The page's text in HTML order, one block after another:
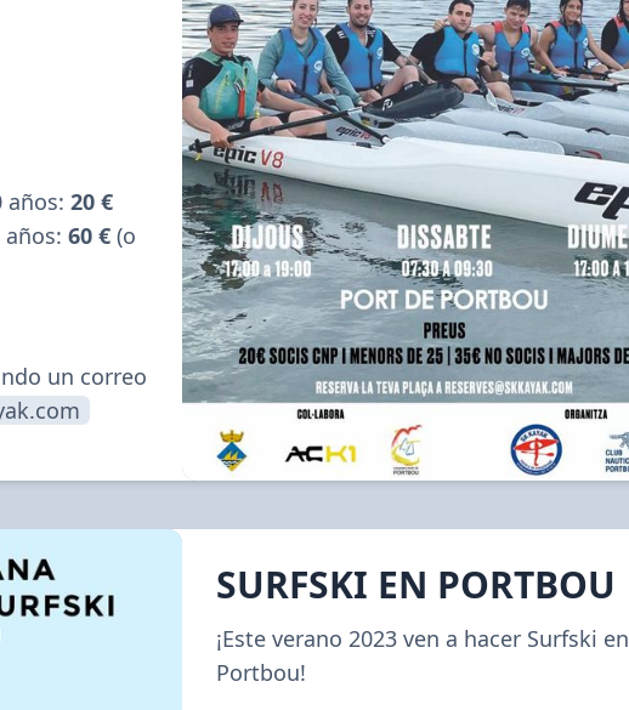
años: 20 €
60 € (o
un correo
SURFSKI EN PORTBOU
¡Este verano 2023 ven a hacer Surfski en
Portbou!